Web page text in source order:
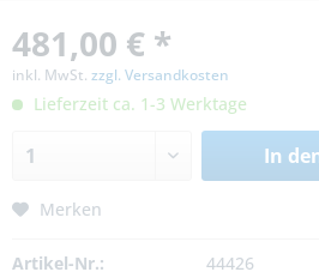
481,00 € *
inkl. MwSt. zzgl. Versandkosten
Lieferzeit ca. 1-3 Werktage
In
Merken
Artikel-Nr.: 44426